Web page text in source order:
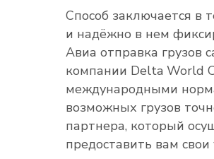
Способ заключается в
и надёжно в нем
Авиа отправка грузов
компании Delta World
международными
возможных грузов
партнера, который
предоставить вам свои